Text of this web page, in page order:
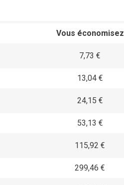
Vous économisez
7,73 €
13,04 €
24,15 €
53,13 €
115,92 €
299,46 €